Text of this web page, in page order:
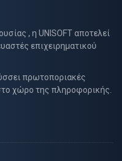
, η UNISOFT αποτελεί
επιχειρηματικού
πρωτοποριακές
χώρο της πληροφορικής.